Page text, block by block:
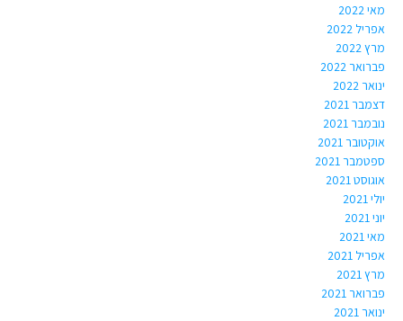
מאי 2022
אפריל 2022
מרץ 2022
פברואר 2022
ינואר 2022
דצמבר 2021
נובמבר 2021
אוקטובר 2021
ספטמבר 2021
אוגוסט 2021
יולי 2021
יוני 2021
מאי 2021
אפריל 2021
מרץ 2021
פברואר 2021
ינואר 2021